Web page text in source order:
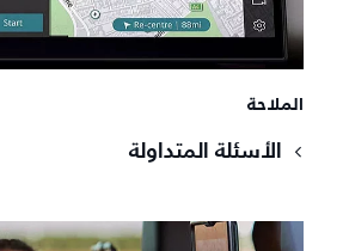
الملاحة
الأسئلة المتداولة